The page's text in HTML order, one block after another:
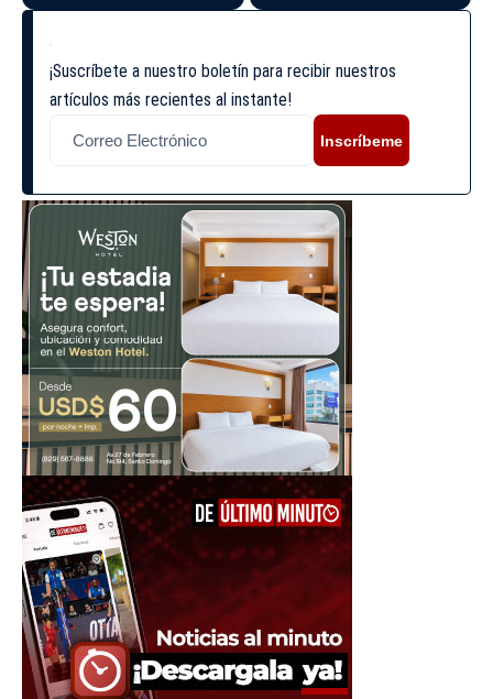
¡Suscríbete a nuestro boletín para recibir nuestros
artículos más recientes al instante!
Inscríbeme